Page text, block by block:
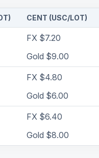
CENT (USC/LOT)
FX $7.20
Gold $9.00
FX $4.80
Gold $6.00
FX $6.40
Gold $8.00